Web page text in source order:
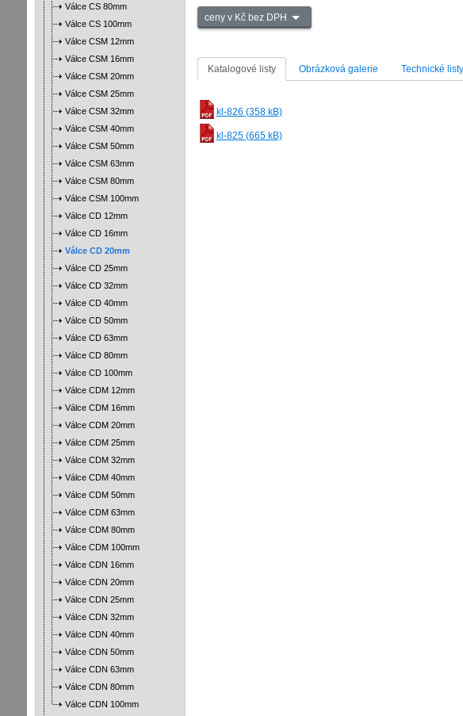
ceny v Kč bez DPH
Katalogové listy Obrázková galerie Technické listy
kl-826 (358 kB)
kl-825 (665 kB)
Válce CS 80mm
Válce CS 100mm
Válce CSM 12mm
Válce CSM 16mm
Válce CSM 20mm
Válce CSM 25mm
Válce CSM 32mm
Válce CSM 40mm
Válce CSM 50mm
Válce CSM 63mm
Válce CSM 80mm
Válce CSM 100mm
Válce CD 12mm
Válce CD 16mm
Válce CD 20mm
Válce CD 25mm
Válce CD 32mm
Válce CD 40mm
Válce CD 50mm
Válce CD 63mm
Válce CD 80mm
Válce CD 100mm
Válce CDM 12mm
Válce CDM 16mm
Válce CDM 20mm
Válce CDM 25mm
Válce CDM 32mm
Válce CDM 40mm
Válce CDM 50mm
Válce CDM 63mm
Válce CDM 80mm
Válce CDM 100mm
Válce CDN 16mm
Válce CDN 20mm
Válce CDN 25mm
Válce CDN 32mm
Válce CDN 40mm
Válce CDN 50mm
Válce CDN 63mm
Válce CDN 80mm
Válce CDN 100mm